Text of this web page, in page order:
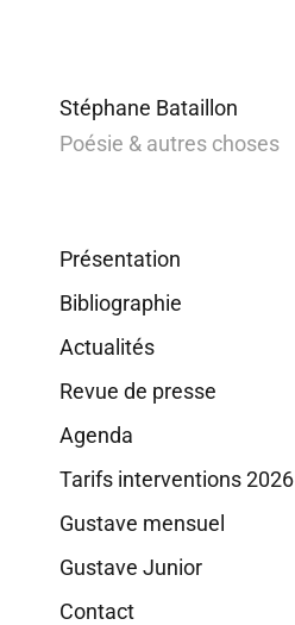
Stéphane Bataillon
Poésie & autres choses
Présentation
Bibliographie
Actualités
Revue de presse
Agenda
Tarifs interventions 2026
Gustave mensuel
Gustave Junior
Contact